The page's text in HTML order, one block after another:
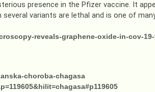
presence in the Pfizer vaccine. It
variants are lethal and is one of
reveals-graphene-oxide-in-cov-
choroba-chagasa